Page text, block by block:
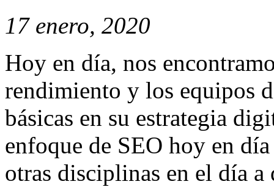
17 enero, 2020
Hoy en día, nos
rendimiento y los equipos
básicas en su estrategia
enfoque de SEO hoy en
otras disciplinas en el día a